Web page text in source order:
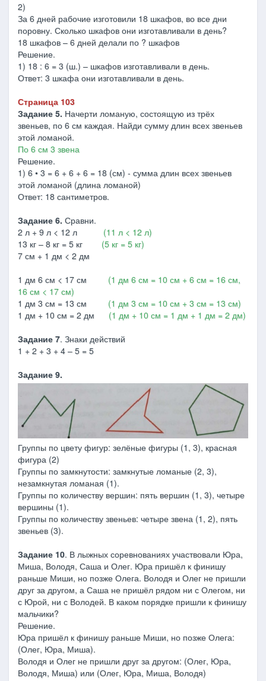
2)
За 6 дней рабочие изготовили 18 шкафов, во все дни
поровну. Сколько шкафов они изготавливали в день?
18 шкафов – 6 дней делали по ? шкафов
Решение.
1) 18 : 6 = 3 (ш.) – шкафов изготавливали в день.
Ответ: 3 шкафа они изготавливали в день.
Страница 103
Задание 5. Начерти ломаную, состоящую из трёх
звеньев, по 6 см каждая. Найди сумму длин всех звеньев
этой ломаной.
По 6 см 3 звена
Решение.
1) 6 • 3 = 6 + 6 + 6 = 18 (см) - сумма длин всех звеньев
этой ломаной (длина ломаной)
Ответ: 18 сантиметров.
Задание 6. Сравни.
2 л + 9 л < 12 л (11 л < 12 л)
13 кг – 8 кг = 5 кг (5 кг = 5 кг)
7 см + 1 дм < 2 дм
1 дм 6 см < 17 см (1 дм 6 см = 10 см + 6 см = 16 см,
16 см < 17 см)
1 дм 3 см = 13 см (1 дм 3 см = 10 см + 3 см = 13 см)
1 дм + 10 см = 2 дм (1 дм + 10 см = 1 дм + 1 дм = 2 дм)
Задание 7. Знаки действий
1 + 2 + 3 + 4 – 5 = 5
Задание 9.
Группы по цвету фигур: зелёные фигуры (1, 3), красная
фигура (2)
Группы по замкнутости: замкнутые ломаные (2, 3),
незамкнутая ломаная (1).
Группы по количеству вершин: пять вершин (1, 3), четыре
вершины (1).
Группы по количеству звеньев: четыре звена (1, 2), пять
звеньев (3).
Задание 10. В лыжных соревнованиях участвовали Юра,
Миша, Володя, Саша и Олег. Юра пришёл к финишу
раньше Миши, но позже Олега. Володя и Олег не пришли
друг за другом, а Саша не пришёл рядом ни с Олегом, ни
с Юрой, ни с Володей. В каком порядке пришли к финишу
мальчики?
Решение.
Юра пришёл к финишу раньше Миши, но позже Олега:
(Олег, Юра, Миша).
Володя и Олег не пришли друг за другом: (Олег, Юра,
Володя, Миша) или (Олег, Юра, Миша, Володя)